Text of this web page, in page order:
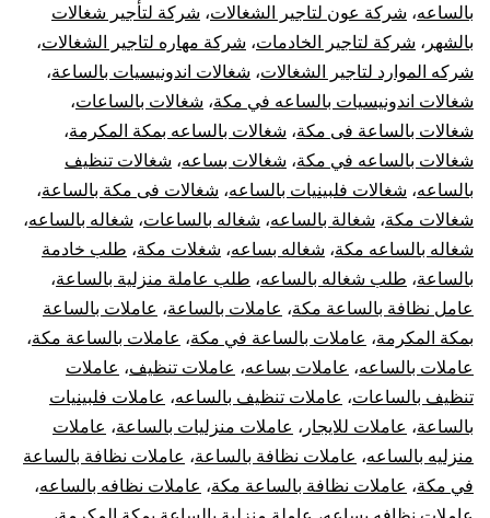
بالساعه، شركة عون لتاجير الشغالات، شركة لتأجير شغالات
بالشهر ، شركة لتاجير الخادمات، شركة مهاره لتاجير الشغالات،
شركه الموارد لتاجير الشغالات، شغالات اندونيسيات بالساعة،
شغالات اندونيسيات بالساعه في مكة، شغالات بالساعات،
شغالات بالساعة فى مكة، شغالات بالساعه بمكة المكرمة،
شغالات بالساعه في مكة، شغالات بساعه، شغالات تنظيف
بالساعه، شغالات فلبينيات بالساعه، شغالات فى مكة بالساعة،
شغالات مكة، شغالة بالساعه، شغاله بالساعات، شغاله بالساعه،
شغاله بالساعه مكة، شغاله بساعه، شغلات مكة، طلب خادمة
بالساعة، طلب شغاله بالساعه، طلب عاملة منزلية بالساعة،
عامل نظافة بالساعة مكة، عاملات بالساعة، عاملات بالساعة
بمكة المكرمة، عاملات بالساعة في مكة، عاملات بالساعة مكة،
عاملات بالساعه، عاملات بساعه، عاملات تنظيف، عاملات
تنظيف بالساعات، عاملات تنظيف بالساعه، عاملات فلبينيات
بالساعة، عاملات للايجار ، عاملات منزليات بالساعة، عاملات
منزليه بالساعه، عاملات نظافة بالساعة، عاملات نظافة بالساعة
في مكة، عاملات نظافة بالساعة مكة، عاملات نظافه بالساعه،